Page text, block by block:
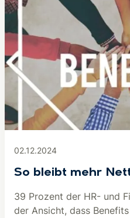
02.12.2024
So bleibt mehr
39 Prozent der HR- und
der Ansicht, dass